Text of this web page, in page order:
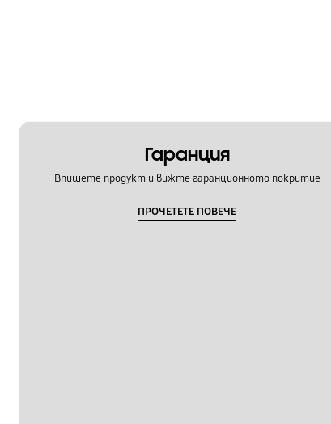
Гаранция
Впишете продукт и вижте гаранционното покритие
ПРОЧЕТЕТЕ ПОВЕЧЕ